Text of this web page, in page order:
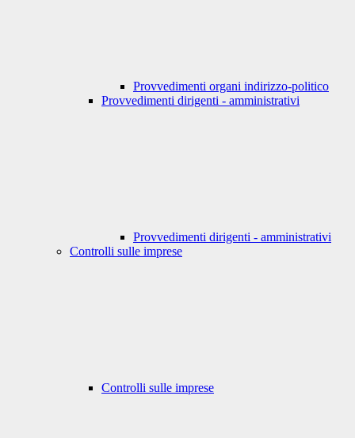
Provvedimenti organi indirizzo-politico
Provvedimenti dirigenti - amministrativi
Provvedimenti dirigenti - amministrativi
Controlli sulle imprese
Controlli sulle imprese